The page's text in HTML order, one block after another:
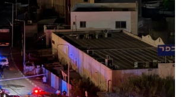
חדשות אחרונות